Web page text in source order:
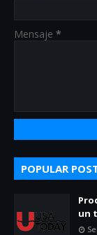
Mensaje *
POPULAR
un